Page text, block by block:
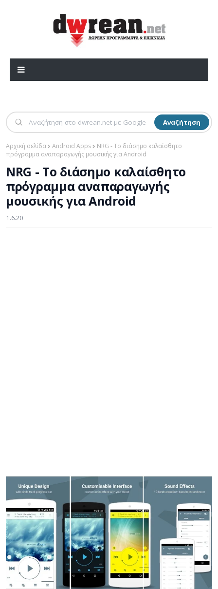
Αναζήτηση
Αρχική σελίδα Android Apps
NRG - Το διάσημο καλαίσθητο
πρόγραμμα αναπαραγωγής μουσικής για Android
NRG - Το διάσημο καλαίσθητο
πρόγραμμα αναπαραγωγής
μουσικής για Android
1.6.20